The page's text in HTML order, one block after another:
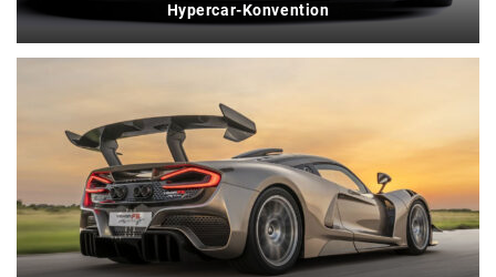
Hypercar-Konvention